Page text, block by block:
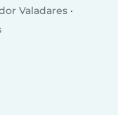
Valadares